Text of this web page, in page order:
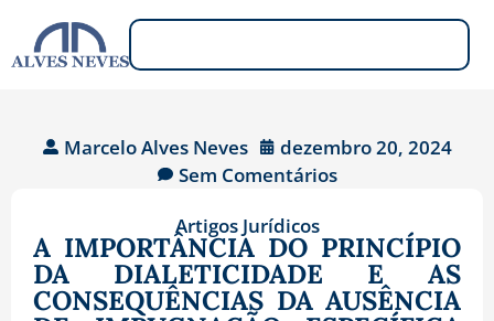
Marcelo Alves Neves
dezembro 20, 2024
Sem Comentários
Artigos Jurídicos
A IMPORTÂNCIA DO PRINCÍPIO
DA DIALETICIDADE E AS
CONSEQUÊNCIAS DA AUSÊNCIA